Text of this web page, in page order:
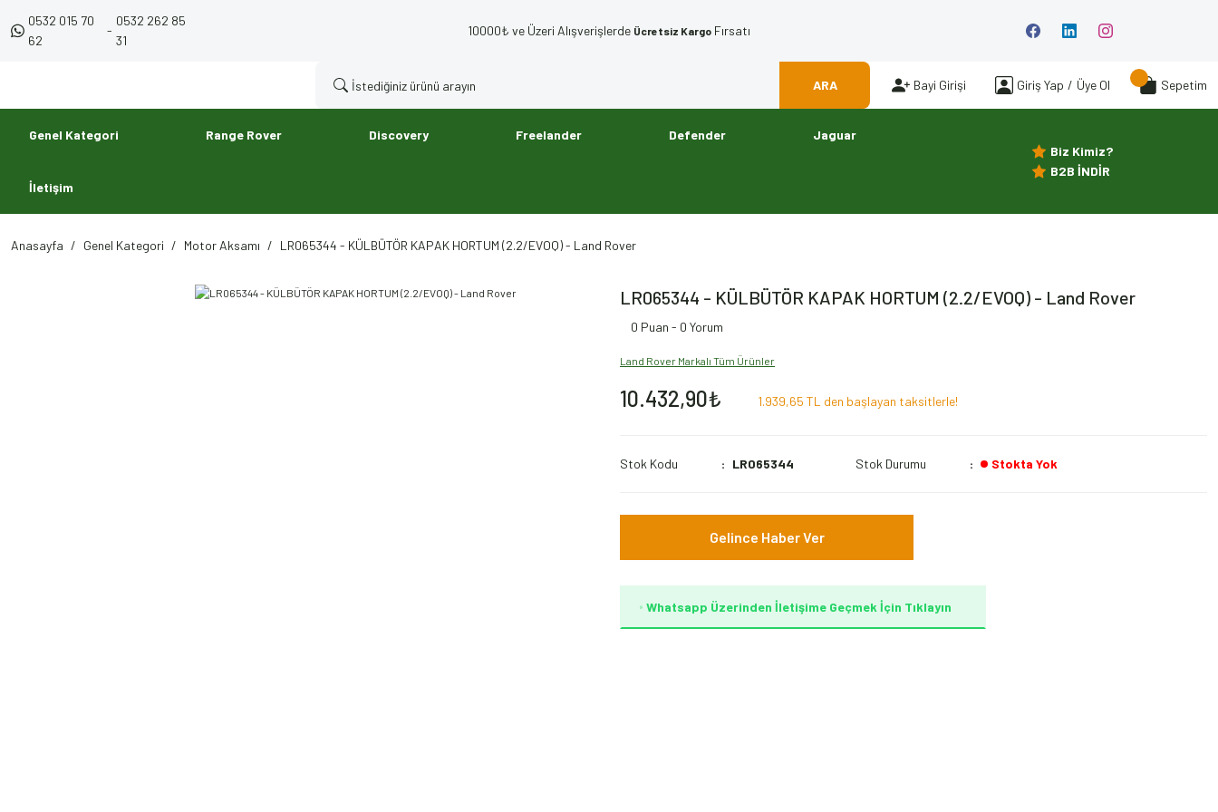
0532 015 70
62
-
0532 262 85
31
10000₺ ve Üzeri Alışverişlerde Ücretsiz Kargo Fırsatı
ARA Bayi Girişi Giriş Yap / Üye Ol Sepetim
Genel Kategori Range Rover Discovery Freelander Defender Jaguar
İletişim
Biz Kimiz?
B2B İNDİR
Anasayfa Genel Kategori Motor Aksamı LR065344 - KÜLBÜTÖR KAPAK HORTUM (2.2/EVOQ) - Land Rover
LR065344 - KÜLBÜTÖR KAPAK HORTUM (2.2/EVOQ) - Land Rover
0 Puan - 0 Yorum
Land Rover Markalı Tüm Ürünler
10.432,90₺ 1.939,65 TL den başlayan taksitlerle!
Stok Kodu LR065344 Stok Durumu Stokta Yok
Gelince Haber Ver
Whatsapp Üzerinden İletişime Geçmek İçin Tıklayın